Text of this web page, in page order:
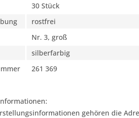
30 Stück
rostfrei
Nr. 3, groß
silberfarbig
261 369
gehören die